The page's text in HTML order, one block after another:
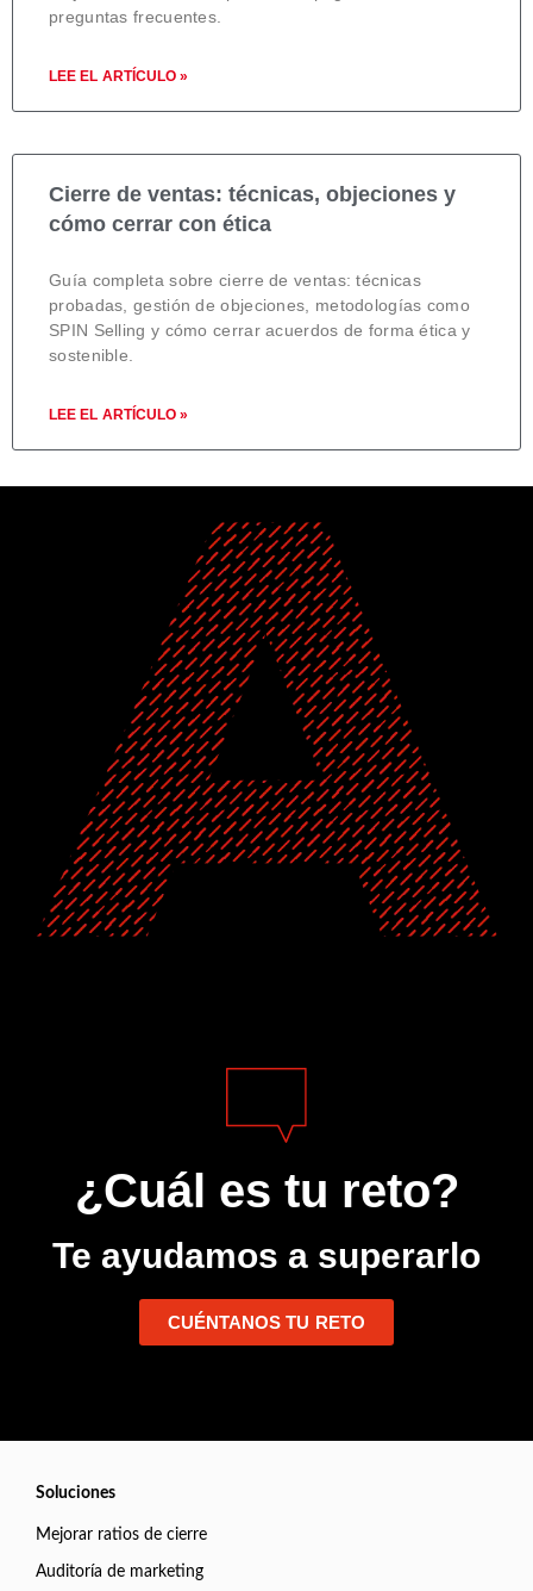
preguntas frecuentes.
LEE EL ARTÍCULO »
Cierre de ventas: técnicas, objeciones y
cómo cerrar con ética
Guía completa sobre cierre de ventas: técnicas
probadas, gestión de objeciones, metodologías como
SPIN Selling y cómo cerrar acuerdos de forma ética y
sostenible.
LEE EL ARTÍCULO »
¿Cuál es tu reto?
Te ayudamos a superarlo
CUÉNTANOS TU RETO
Soluciones
Mejorar ratios de cierre
Auditoría de marketing